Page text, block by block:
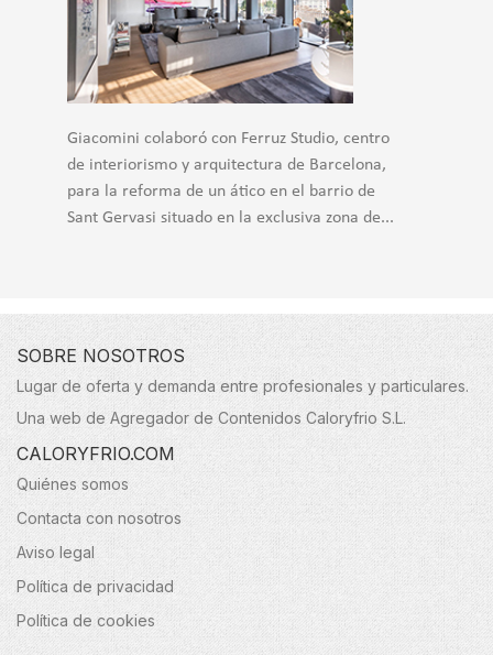
Giacomini colaboró con Ferruz Studio, centro
de interiorismo y arquitectura de Barcelona,
para la reforma de un ático en el barrio de
Sant Gervasi situado en la exclusiva zona de...
SOBRE NOSOTROS
Lugar de oferta y demanda entre profesionales y particulares.
Una web de Agregador de Contenidos Caloryfrio S.L.
CALORYFRIO.COM
Quiénes somos
Contacta con nosotros
Aviso legal
Política de privacidad
Política de cookies